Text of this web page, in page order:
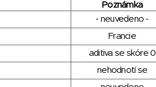
Poznámka
- neuvedeno -
Francie
aditiva se skóre 0
nehodnotí se